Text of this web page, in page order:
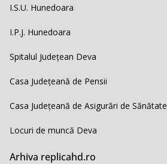
I.S.U. Hunedoara
I.P.J. Hunedoara
Spitalul Județean Deva
Casa Județeană de Pensii
Casa Județeană de Asigurări de Sănătate
Locuri de muncă Deva
Arhiva replicahd.ro